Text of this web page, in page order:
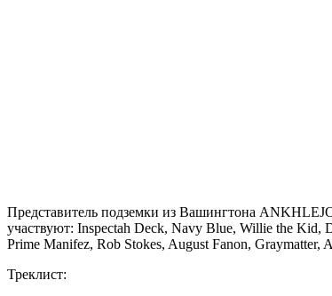
Представитель подземки из Вашингтона
участвуют: Inspectah Deck, Navy Blue, Willie the Kid,
Prime Manifez, Rob Stokes, August Fanon, Graymatter,
Треклист: